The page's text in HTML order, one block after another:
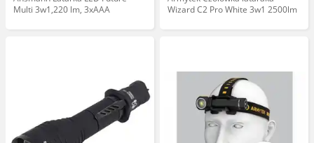
Multi 3w1,220 lm, 3xAAA
Wizard C2 Pro White 3w1 2500lm